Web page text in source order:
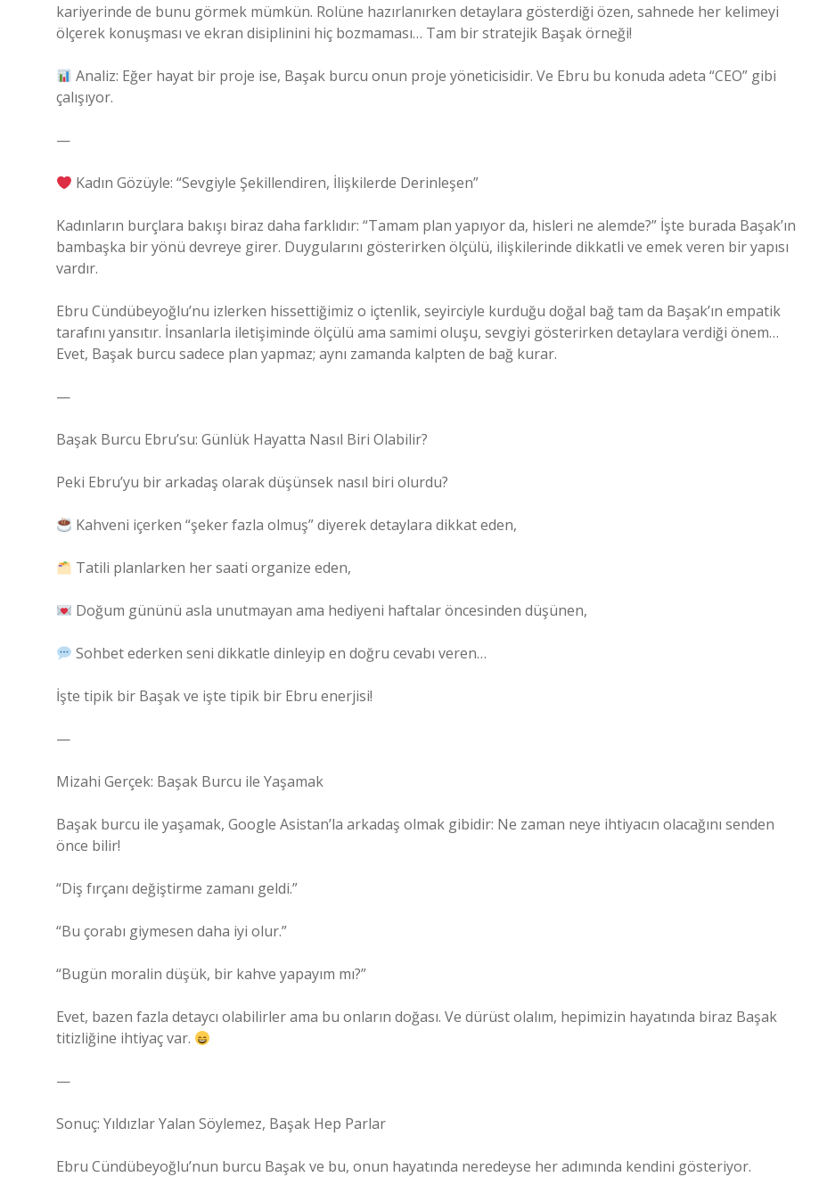
kariyerinde de bunu görmek mümkün. Rolüne hazırlanırken detaylara gösterdiği özen, sahnede her kelimeyi
ölçerek konuşması ve ekran disiplinini hiç bozmaması… Tam bir stratejik Başak örneği!
Analiz: Eğer hayat bir proje ise, Başak burcu onun proje yöneticisidir. Ve Ebru bu konuda adeta “CEO” gibi
çalışıyor.
—
Kadın Gözüyle: “Sevgiyle Şekillendiren, İlişkilerde Derinleşen”
Kadınların burçlara bakışı biraz daha farklıdır: “Tamam plan yapıyor da, hisleri ne alemde?” İşte burada Başak’ın
bambaşka bir yönü devreye girer. Duygularını gösterirken ölçülü, ilişkilerinde dikkatli ve emek veren bir yapısı
vardır.
Ebru Cündübeyoğlu’nu izlerken hissettiğimiz o içtenlik, seyirciyle kurduğu doğal bağ tam da Başak’ın empatik
tarafını yansıtır. İnsanlarla iletişiminde ölçülü ama samimi oluşu, sevgiyi gösterirken detaylara verdiği önem…
Evet, Başak burcu sadece plan yapmaz; aynı zamanda kalpten de bağ kurar.
—
Başak Burcu Ebru’su: Günlük Hayatta Nasıl Biri Olabilir?
Peki Ebru’yu bir arkadaş olarak düşünsek nasıl biri olurdu?
Kahveni içerken “şeker fazla olmuş” diyerek detaylara dikkat eden,
Tatili planlarken her saati organize eden,
Doğum gününü asla unutmayan ama hediyeni haftalar öncesinden düşünen,
Sohbet ederken seni dikkatle dinleyip en doğru cevabı veren…
İşte tipik bir Başak ve işte tipik bir Ebru enerjisi!
—
Mizahi Gerçek: Başak Burcu ile Yaşamak
Başak burcu ile yaşamak, Google Asistan’la arkadaş olmak gibidir: Ne zaman neye ihtiyacın olacağını senden
önce bilir!
“Diş fırçanı değiştirme zamanı geldi.”
“Bu çorabı giymesen daha iyi olur.”
“Bugün moralin düşük, bir kahve yapayım mı?”
Evet, bazen fazla detaycı olabilirler ama bu onların doğası. Ve dürüst olalım, hepimizin hayatında biraz Başak
titizliğine ihtiyaç var.
—
Sonuç: Yıldızlar Yalan Söylemez, Başak Hep Parlar
Ebru Cündübeyoğlu’nun burcu Başak ve bu, onun hayatında neredeyse her adımında kendini gösteriyor.